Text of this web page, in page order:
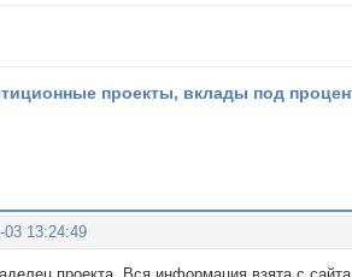
проекты, вклады под
03 13:24:49